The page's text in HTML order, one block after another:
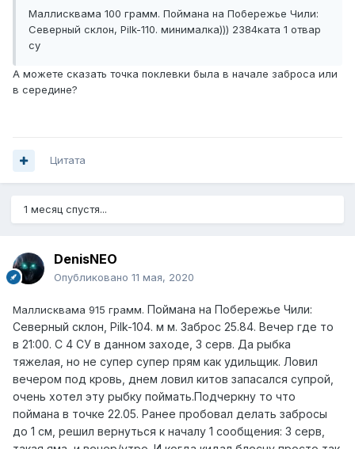
Маллисквама 100 грамм. Поймана на Побережье Чили:
Северный склон, Pilk-110. минималка))) 2384ката 1 отвар
су
А можете сказать точка поклевки была в начале заброса или
в середине?
Цитата
1 месяц спустя...
DenisNEO
Опубликовано 11 мая, 2020
Маллисквама 915 грамм. Поймана на Побережье Чили:
Северный склон, Pilk-104. м м. Заброс 25.84. Вечер где то
в 21:00. С 4 СУ в данном заходе, 3 серв. Да рыбка
тяжелая, но не супер супер прям как удильщик. Ловил
вечером под кровь, днем ловил китов запасался супрой,
очень хотел эту рыбку поймать.Подчеркну то что
поймана в точке 22.05. Ранее пробовал делать забросы
до 1 см, решил вернуться к началу 1 сообщения: 3 серв,